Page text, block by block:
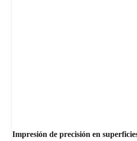
Impresión de precisión en